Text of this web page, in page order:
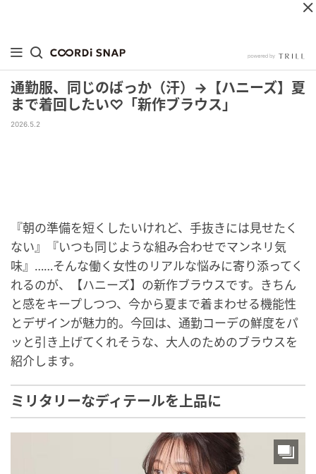
通勤服、同じのばっか（汗）→【ハニーズ】夏
まで着回したい♡「新作ブラウス」
2026.5.2
『朝の準備を短くしたいけれど、手抜きには見せたく
ない』『いつも同じような組み合わせでマンネリ気
味』……そんな働く女性のリアルな悩みに寄り添ってく
れるのが、【ハニーズ】の新作ブラウスです。きちん
と感をキープしつつ、今から夏まで着まわせる機能性
とデザインが魅力的。今回は、通勤コーデの鮮度をパ
ッと引き上げてくれそうな、大人のためのブラウスを
紹介します。
ミリタリーなディテールを上品に